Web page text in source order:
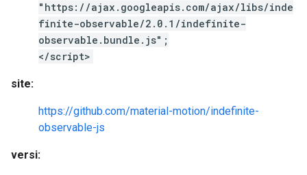
"https://ajax.googleapis.com/ajax/libs/inde
finite-observable/2.0.1/indefinite-
observable.bundle.js";
</script>
site:
https://github.com/material-motion/indefinite-
observable-js
versi: